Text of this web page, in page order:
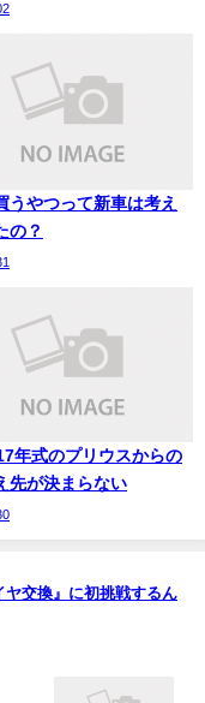
うやつって新車は考え
の？
年式のプリウスからの
先が決まらない
ヤ交換』に初挑戦するん